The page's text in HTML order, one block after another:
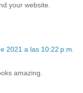
your website.
2021 a las 10:22 p.m.
amazing.